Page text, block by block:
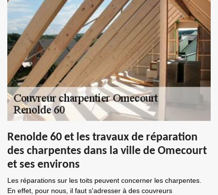
Renolde 60 et les travaux de réparation
des charpentes dans la ville de Omecourt
et ses environs
Les réparations sur les toits peuvent concerner les charpentes.
En effet, pour nous, il faut s'adresser à des couvreurs